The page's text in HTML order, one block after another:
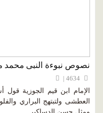
نصوص نبوءة النبى
الإمام ابن قيم الجوزية
العطشى ولتبتهج البراري